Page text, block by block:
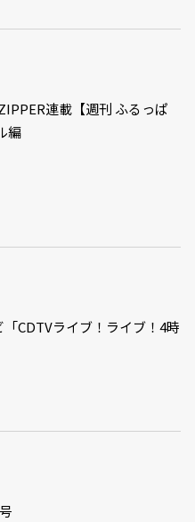
連載【週刊 ふるっぱ
編
CDTVライブ！ライブ！4時